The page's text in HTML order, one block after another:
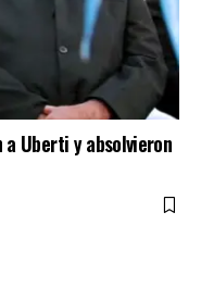
a Uberti y absolvieron